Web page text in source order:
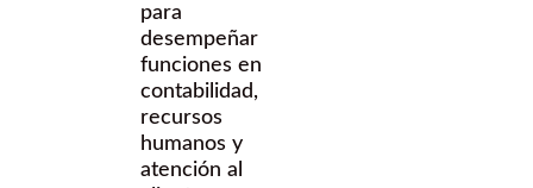
para
desempeñar
funciones en
contabilidad,
recursos
humanos y
atención al